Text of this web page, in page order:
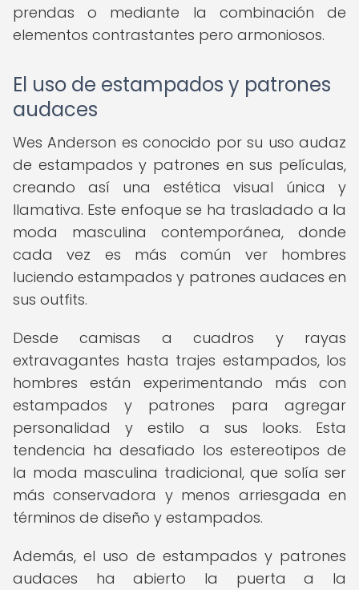
prendas o mediante la combinación de
elementos contrastantes pero armoniosos.
El uso de estampados y patrones
audaces
Wes Anderson es conocido por su uso audaz
de estampados y patrones en sus películas,
creando así una estética visual única y
llamativa. Este enfoque se ha trasladado a la
moda masculina contemporánea, donde
cada vez es más común ver hombres
luciendo estampados y patrones audaces en
sus outfits.
Desde camisas a cuadros y rayas
extravagantes hasta trajes estampados, los
hombres están experimentando más con
estampados y patrones para agregar
personalidad y estilo a sus looks. Esta
tendencia ha desafiado los estereotipos de
la moda masculina tradicional, que solía ser
más conservadora y menos arriesgada en
términos de diseño y estampados.
Además, el uso de estampados y patrones
audaces ha abierto la puerta a la